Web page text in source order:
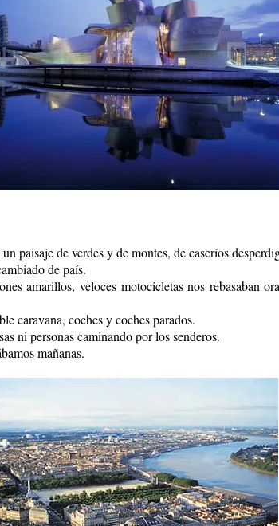
paisaje de verdes y de montes, de caseríos
de país.
amarillos, veloces motocicletas nos rebasaban
caravana, coches y coches parados.
ni personas caminando por los senderos.
mañanas.